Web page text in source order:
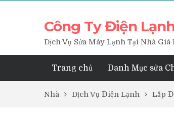
Công Ty Điện
Dịch Vụ Sửa Máy Lạnh Tại Nhà Giá
Trang chủ Danh Mục sửa
Nhà Dịch Vụ Điện Lạnh Lắp